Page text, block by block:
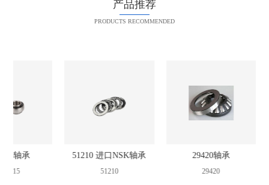
产品推荐
PRODUCTS RECOMMENDED
轴承 51210 进口NSK轴承
51210
29420轴承
29420